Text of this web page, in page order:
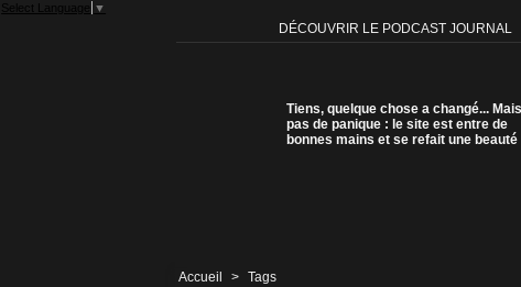
Select Language ▼
DÉCOUVRIR LE PODCAST JOURNAL
Tiens, quelque chose a changé... Mais
pas de panique : le site est entre de
bonnes mains et se refait une beauté
Accueil > Tags